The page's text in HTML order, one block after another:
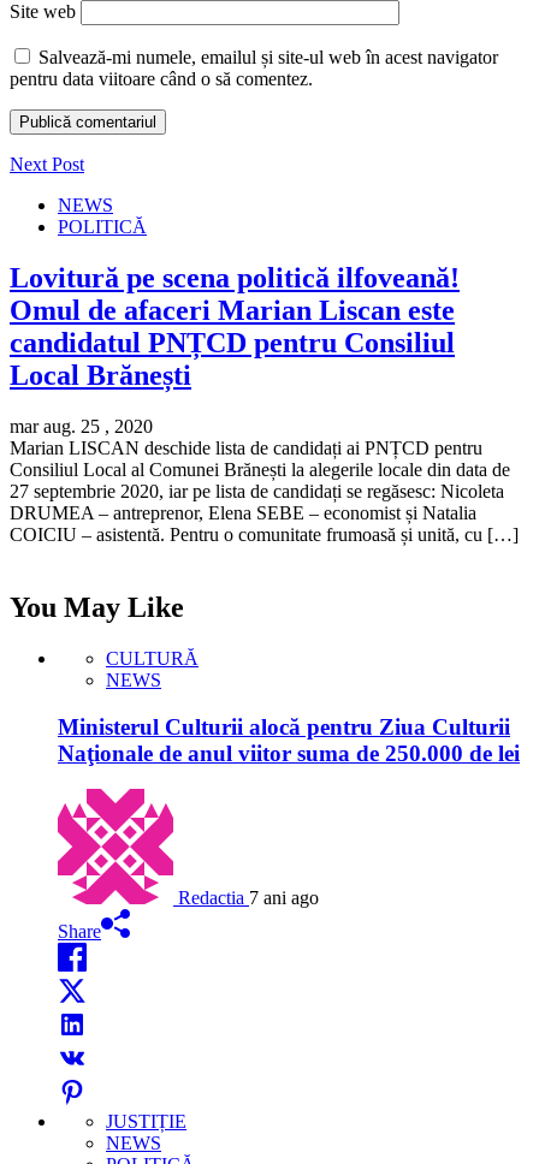
Site web
Salvează-mi numele, emailul și site-ul web în acest navigator
pentru data viitoare când o să comentez.
Next Post
NEWS
POLITICĂ
Lovitură pe scena politică ilfoveană!
Omul de afaceri Marian Liscan este
candidatul PNȚCD pentru Consiliul
Local Brănești
mar aug. 25 , 2020
Marian LISCAN deschide lista de candidați ai PNȚCD pentru
Consiliul Local al Comunei Brănești la alegerile locale din data de
27 septembrie 2020, iar pe lista de candidați se regăsesc: Nicoleta
DRUMEA – antreprenor, Elena SEBE – economist și Natalia
COICIU – asistentă. Pentru o comunitate frumoasă și unită, cu […]
You May Like
CULTURĂ
NEWS
Ministerul Culturii alocă pentru Ziua Culturii
Naţionale de anul viitor suma de 250.000 de lei
Redactia 7 ani ago
Share
JUSTIȚIE
NEWS